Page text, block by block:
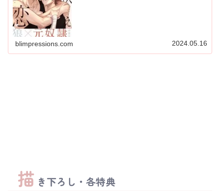
blimpressions.com 2024.05.16
描 き下ろし・各特典